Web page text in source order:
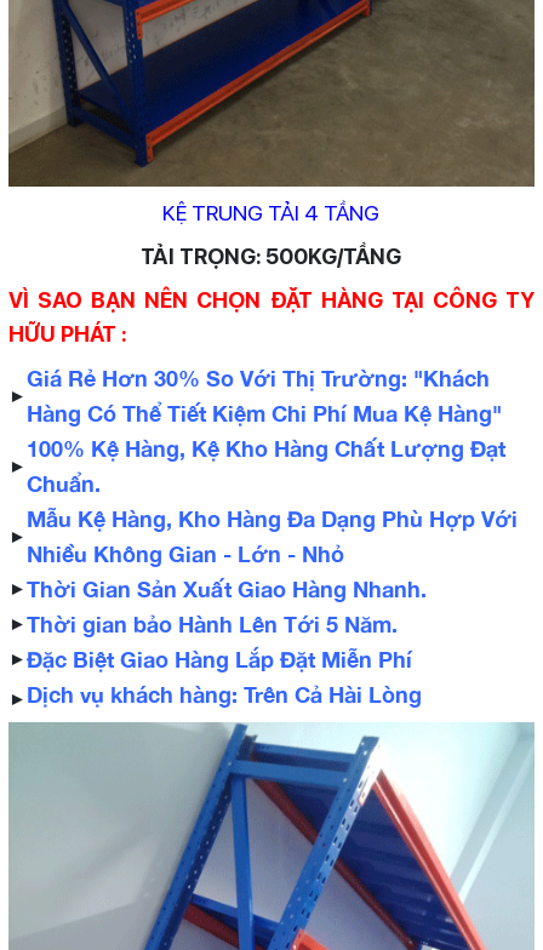
KỆ TRUNG TẢI 4 TẦNG
TẢI TRỌNG: 500KG/TẦNG
VÌ SAO BẠN NÊN CHỌN ĐẶT HÀNG TẠI CÔNG TY
HỮU PHÁT :
►
Giá Rẻ Hơn 30% So Với Thị Trường: "Khách
Hàng Có Thể Tiết Kiệm Chi Phí Mua Kệ Hàng"
►
100% Kệ Hàng, Kệ Kho Hàng Chất Lượng Đạt
Chuẩn.
►
Mẫu Kệ Hàng, Kho Hàng Đa Dạng Phù Hợp Với
Nhiều Không Gian - Lớn - Nhỏ
►Thời Gian Sản Xuất Giao Hàng Nhanh.
►Thời gian bảo Hành Lên Tới 5 Năm.
►Đặc Biệt Giao Hàng Lắp Đặt Miễn Phí
► Dịch vụ khách hàng: Trên Cả Hài Lòng